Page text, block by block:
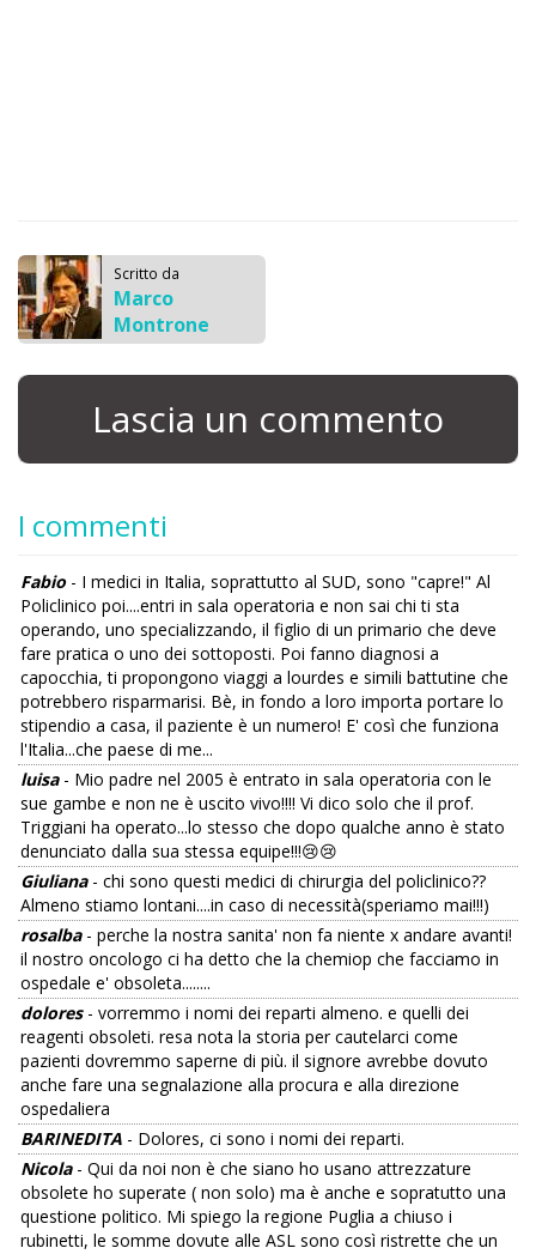
Scritto da
Marco
Montrone
Lascia un commento
I commenti
Fabio- I medici in Italia, soprattutto al SUD, sono "capre!" Al
Policlinico poi....entri in sala operatoria e non sai chi ti sta
operando, uno specializzando, il figlio di un primario che deve
fare pratica o uno dei sottoposti. Poi fanno diagnosi a
capocchia, ti propongono viaggi a lourdes e simili battutine che
potrebbero risparmarisi. Bè, in fondo a loro importa portare lo
stipendio a casa, il paziente è un numero! E' così che funziona
l'Italia...che paese di me...
luisa- Mio padre nel 2005 è entrato in sala operatoria con le
sue gambe e non ne è uscito vivo!!!! Vi dico solo che il prof.
Triggiani ha operato...lo stesso che dopo qualche anno è stato
denunciato dalla sua stessa equipe!!!😢😢
Giuliana- chi sono questi medici di chirurgia del policlinico??
Almeno stiamo lontani....in caso di necessità(speriamo mai!!!)
rosalba- perche la nostra sanita' non fa niente x andare avanti!
il nostro oncologo ci ha detto che la chemiop che facciamo in
ospedale e' obsoleta........
dolores- vorremmo i nomi dei reparti almeno. e quelli dei
reagenti obsoleti. resa nota la storia per cautelarci come
pazienti dovremmo saperne di più. il signore avrebbe dovuto
anche fare una segnalazione alla procura e alla direzione
ospedaliera
BARINEDITA - Dolores, ci sono i nomi dei reparti.
Nicola- Qui da noi non è che siano ho usano attrezzature
obsolete ho superate ( non solo) ma è anche e sopratutto una
questione politico. Mi spiego la regione Puglia a chiuso i
rubinetti, le somme dovute alle ASL sono così ristrette che un